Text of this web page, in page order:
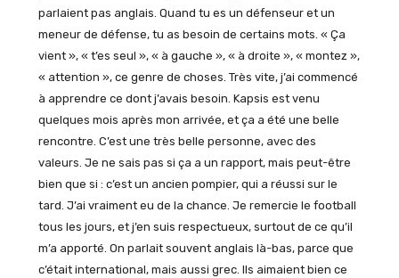
parlaient pas anglais. Quand tu es un défenseur et un
meneur de défense, tu as besoin de certains mots. « Ça
vient », « t’es seul », « à gauche », « à droite », « montez »,
« attention », ce genre de choses. Très vite, j’ai commencé
à apprendre ce dont j’avais besoin. Kapsis est venu
quelques mois après mon arrivée, et ça a été une belle
rencontre. C’est une très belle personne, avec des
valeurs. Je ne sais pas si ça a un rapport, mais peut-être
bien que si : c’est un ancien pompier, qui a réussi sur le
tard. J’ai vraiment eu de la chance. Je remercie le football
tous les jours, et j’en suis respectueux, surtout de ce qu’il
m’a apporté. On parlait souvent anglais là-bas, parce que
c’était international, mais aussi grec. Ils aimaient bien ce